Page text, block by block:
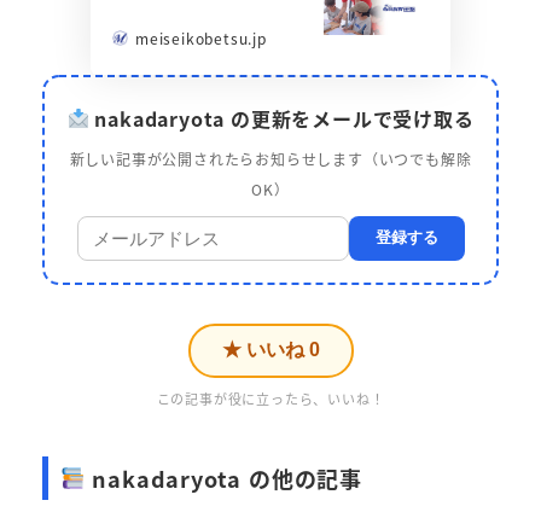
meiseikobetsu.jp
nakadaryota の更新をメールで受け取る
新しい記事が公開されたらお知らせします（いつでも解除
OK）
登録する
★ いいね 0
この記事が役に立ったら、いいね！
nakadaryota の他の記事